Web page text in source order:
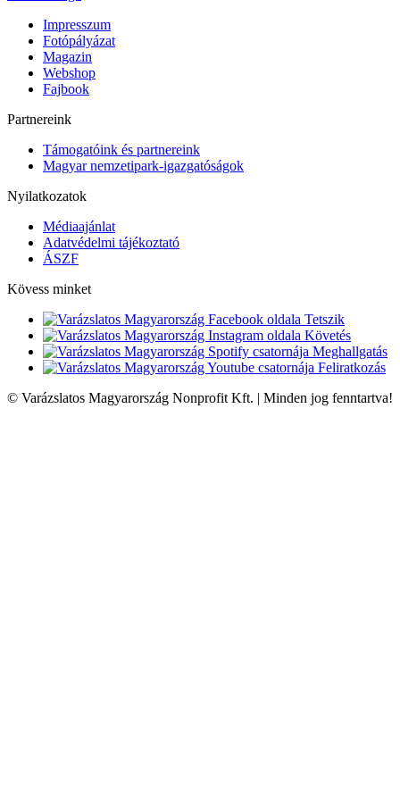
Impresszum
Fotópályázat
Magazin
Webshop
Fajbook
Partnereink
Támogatóink és partnereink
Magyar nemzetipark-igazgatóságok
Nyilatkozatok
Médiaajánlat
Adatvédelmi tájékoztató
ÁSZF
Kövess minket
Tetszik
Követés
Meghallgatás
Feliratkozás
© Varázslatos Magyarország Nonprofit Kft. | Minden jog fenntartva!